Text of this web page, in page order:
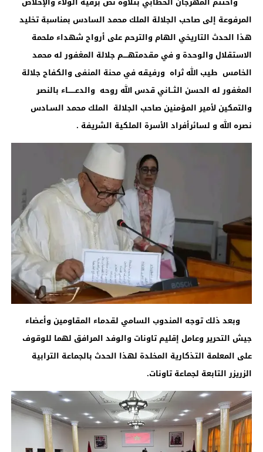
المرفوعة إلى صاحب الجلالة الملك محمد السادس بمناسبة تخليد
هذا الحدث التاريخي الهام والترحم على أرواح شهداء ملحمة
الاستقلال والوحدة و في مقدمتهــــم جلالة المغفور له محمد
الخامس طيب الله ثراه ورفيقه في محنة المنفى والكفاح جلالة
المغفور له الحسن الثــاني قدس الله روحه والدعــــــاء بالنصر
والتمكين لأمير المؤمنين صاحب الجلالة الملك محمد السـادس
نصره الله و لسائرأفراد الأسرة الملكية الشريفة .
وبعد ذلك توجه المندوب السامي لقدماء المقاومين وأعضاء
جيش التحرير وعامل إقليم تاونات والوفد المرافق لهما للوقوف
على المعلمة التذكارية المخلدة لهذا الحدث بالجماعة الترابية
الزريزر التابعة لجماعة تاونات.